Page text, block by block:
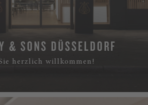
& SONS DÜSSELDORF
herzlich willkommen!